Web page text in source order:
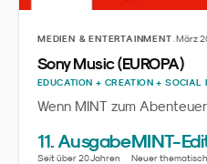
MEDIEN & ENTERTAINMENT·März
Sony Music (EUROPA)
EDUCATION + CREATION + SOCIAL
Wenn MINT zum
11. Ausgabe
Seit über 20 Jahren
MINT-
Neuer